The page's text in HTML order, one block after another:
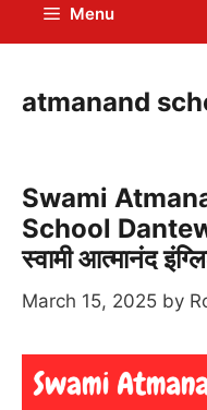
Menu
atmanand
Swami
School
स्वामी आत्मानंद
March 15, 2025 by